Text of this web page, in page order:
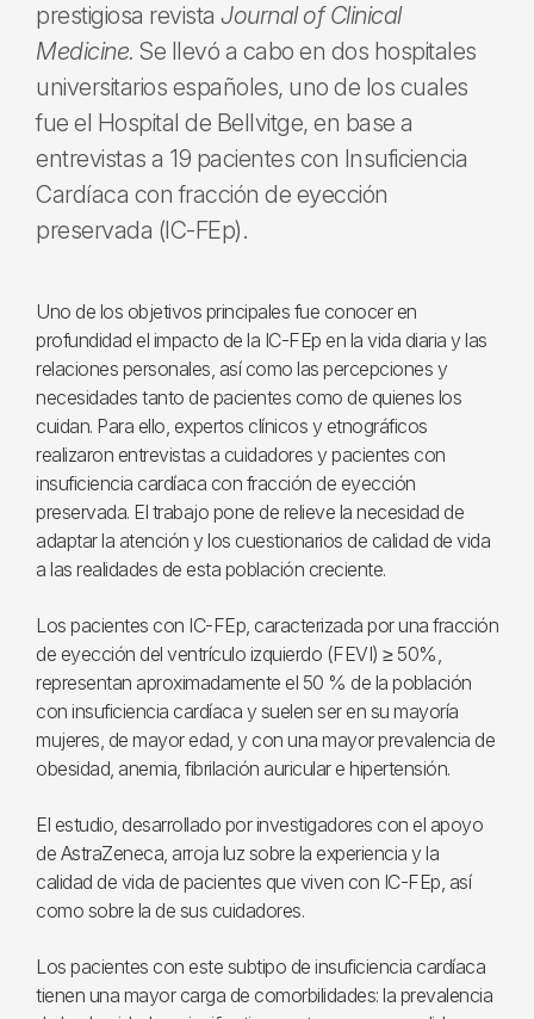
prestigiosa revista Journal of Clinical
Medicine. Se llevó a cabo en dos hospitales
universitarios españoles, uno de los cuales
fue el Hospital de Bellvitge, en base a
entrevistas a 19 pacientes con Insuficiencia
Cardíaca con fracción de eyección
preservada (IC-FEp).
Uno de los objetivos principales fue conocer en
profundidad el impacto de la IC-FEp en la vida diaria y las
relaciones personales, así como las percepciones y
necesidades tanto de pacientes como de quienes los
cuidan. Para ello, expertos clínicos y etnográficos
realizaron entrevistas a cuidadores y pacientes con
insuficiencia cardíaca con fracción de eyección
preservada. El trabajo pone de relieve la necesidad de
adaptar la atención y los cuestionarios de calidad de vida
a las realidades de esta población creciente.
Los pacientes con IC-FEp, caracterizada por una fracción
de eyección del ventrículo izquierdo (FEVI) ≥ 50%,
representan aproximadamente el 50 % de la población
con insuficiencia cardíaca y suelen ser en su mayoría
mujeres, de mayor edad, y con una mayor prevalencia de
obesidad, anemia, fibrilación auricular e hipertensión.
El estudio, desarrollado por investigadores con el apoyo
de AstraZeneca, arroja luz sobre la experiencia y la
calidad de vida de pacientes que viven con IC-FEp, así
como sobre la de sus cuidadores.
Los pacientes con este subtipo de insuficiencia cardíaca
tienen una mayor carga de comorbilidades: la prevalencia